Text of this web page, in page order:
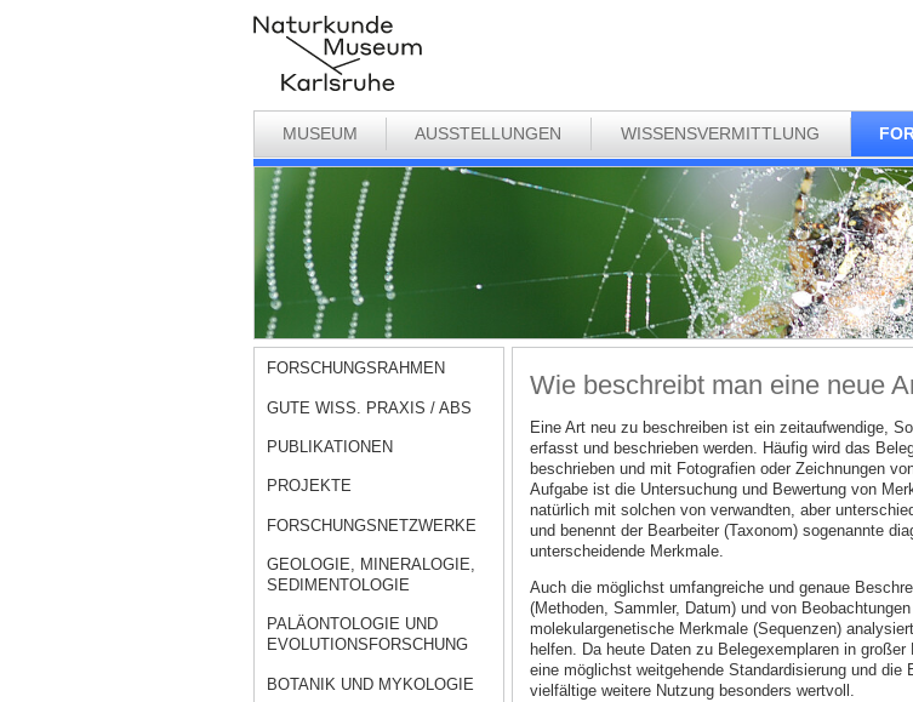
MUSEUM AUSSTELLUNGEN WISSENSVERMITTLUNG
FORSCHUNGSRAHMEN
GUTE WISS. PRAXIS / ABS
PUBLIKATIONEN
PROJEKTE
FORSCHUNGSNETZWERKE
GEOLOGIE, MINERALOGIE,
SEDIMENTOLOGIE
PALÄONTOLOGIE UND
EVOLUTIONSFORSCHUNG
BOTANIK UND MYKOLOGIE
Wie beschreibt man eine neue
Eine Art neu zu beschreiben ist ein zeitaufwendige,
erfasst und beschrieben werden. Häufig wird das
beschrieben und mit Fotografien oder Zeichnungen
Aufgabe ist die Untersuchung und Bewertung von
natürlich mit solchen von verwandten, aber
und benennt der Bearbeiter (Taxonom) sogenannte
unterscheidende Merkmale.
Auch die möglichst umfangreiche und genaue
(Methoden, Sammler, Datum) und von
molekulargenetische Merkmale (Sequenzen)
helfen. Da heute Daten zu Belegexemplaren in
eine möglichst weitgehende Standardisierung und
vielfältige weitere Nutzung besonders wertvoll.